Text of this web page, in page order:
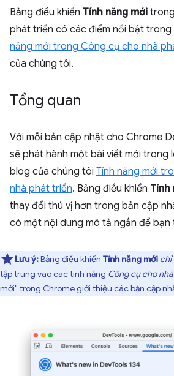
Bảng điều khiển Tính năng mới
phát triển có các điểm nổi bật trong
năng mới trong Công cụ cho nhà
của chúng tôi.
Tổng quan
Với mỗi bản cập nhật cho Chrome
sẽ phát hành một bài viết mới trong
blog của chúng tôi Tính năng mới
nhà phát triển. Bảng điều khiển Tính
thay đổi thú vị hơn trong bản cập
có một nội dung mô tả ngắn để bạn
Lưu ý:Bảng điều khiển Tính năng mới chỉ
tập trung vào các tính năng Công cụ cho
mới" trong Chrome giới thiệu các bản cập